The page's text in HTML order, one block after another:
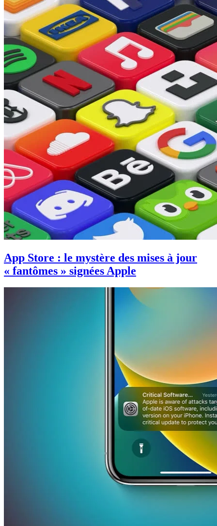
App Store : le mystère des mises à jour
« fantômes » signées Apple